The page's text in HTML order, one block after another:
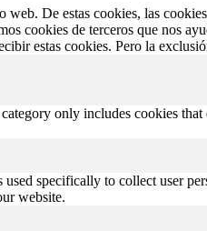
De estas cookies, las
cookies de terceros que nos
estas cookies. Pero la
only includes cookies
specifically to collect user
website.